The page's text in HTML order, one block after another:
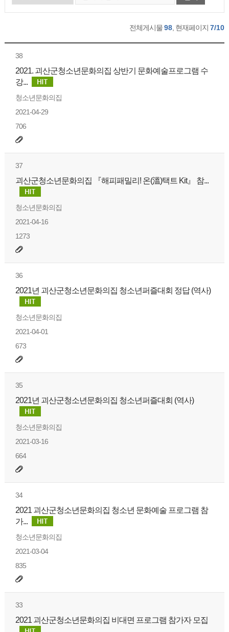
전체게시물98 , 현재페이지7/10
38
2021. 괴산군청소년문화의집 상반기 문화예술프로그램 수
강...
청소년문화의집
2021-04-29
706
37
괴산군청소년문화의집 『해피패밀리! 온(溫)택트 Kit』 참...
청소년문화의집
2021-04-16
1273
36
2021년 괴산군청소년문화의집 청소년퍼즐대회 정답 (역사)
청소년문화의집
2021-04-01
673
35
2021년 괴산군청소년문화의집 청소년퍼즐대회 (역사)
청소년문화의집
2021-03-16
664
34
2021 괴산군청소년문화의집 청소년 문화예술 프로그램 참
가...
청소년문화의집
2021-03-04
835
33
2021 괴산군청소년문화의집 비대면 프로그램 참가자 모집